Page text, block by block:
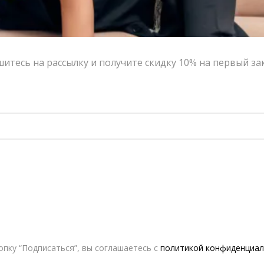
на рассылку и получите скидку 10% на первый
“Подписаться”, вы соглашаетесь с политикой